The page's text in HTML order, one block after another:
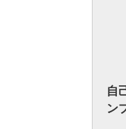
自
ン